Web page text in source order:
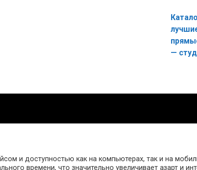
—
и доступностью как на компьютерах, так и на
времени, что значительно увеличивает азарт и